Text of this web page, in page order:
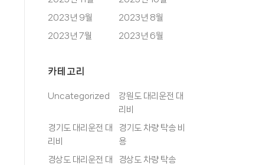
2023년 9월
2023년 8월
2023년 7월
2023년 6월
카테고리
Uncategorized
강원도 대리운전 대
리비
경기도 대리운전 대
리비
경기도 차량 탁송 비
용
경상도 대리운전 대
경상도 차량 탁송